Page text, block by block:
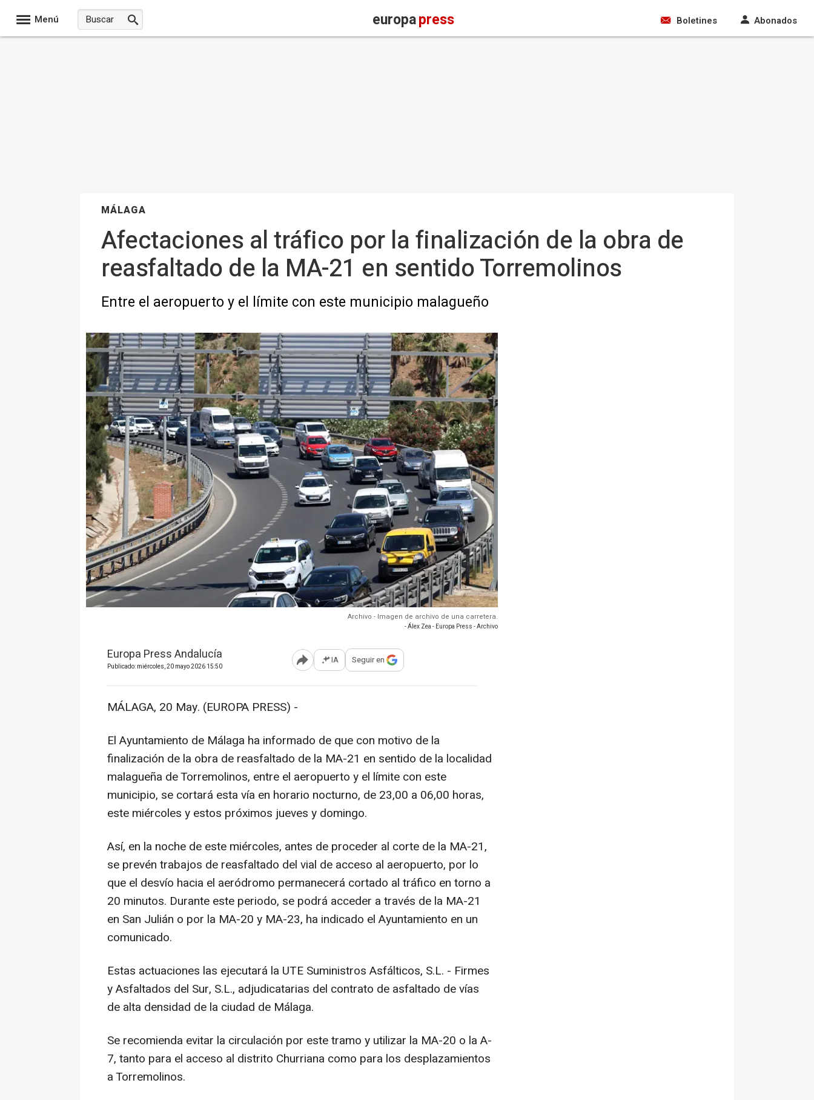
Menú europapress Boletines Abonados
MÁLAGA
Afectaciones al tráfico por la finalización de la obra de
reasfaltado de la MA-21 en sentido Torremolinos
Entre el aeropuerto y el límite con este municipio malagueño
Archivo - Imagen de archivo de una carretera.
- Álex Zea - Europa Press - Archivo
Europa Press Andalucía
Publicado: miércoles, 20 mayo 2026 15:50 Abrir opciones para compartir
IA Seguir en
MÁLAGA, 20 May. (EUROPA PRESS) -
El Ayuntamiento de Málaga ha informado de que con motivo de la
finalización de la obra de reasfaltado de la MA-21 en sentido de la localidad
malagueña de Torremolinos, entre el aeropuerto y el límite con este
municipio, se cortará esta vía en horario nocturno, de 23,00 a 06,00 horas,
este miércoles y estos próximos jueves y domingo.
Así, en la noche de este miércoles, antes de proceder al corte de la MA-21,
se prevén trabajos de reasfaltado del vial de acceso al aeropuerto, por lo
que el desvío hacia el aeródromo permanecerá cortado al tráfico en torno a
20 minutos. Durante este periodo, se podrá acceder a través de la MA-21
en San Julián o por la MA-20 y MA-23, ha indicado el Ayuntamiento en un
comunicado.
Estas actuaciones las ejecutará la UTE Suministros Asfálticos, S.L. - Firmes
y Asfaltados del Sur, S.L., adjudicatarias del contrato de asfaltado de vías
de alta densidad de la ciudad de Málaga.
Se recomienda evitar la circulación por este tramo y utilizar la MA-20 o la A-
7, tanto para el acceso al distrito Churriana como para los desplazamientos
a Torremolinos.